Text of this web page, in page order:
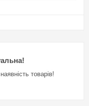
товарів!